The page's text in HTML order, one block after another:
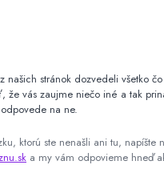
našich stránok dozvedeli všetko
že vás zaujme niečo iné a tak
na ne.
ktorú ste nenašli ani tu, napíšte
a my vám odpovieme hneď